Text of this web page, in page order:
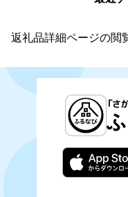
返礼品詳細ページの閲